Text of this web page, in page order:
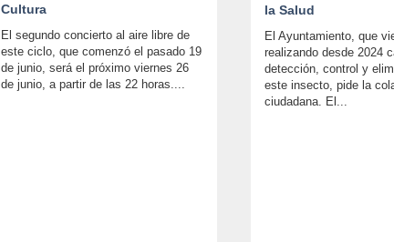
Cultura
El segundo concierto al aire libre de
este ciclo, que comenzó el pasado 19
de junio, será el próximo viernes 26
de junio, a partir de las 22 horas....
la Salud
El Ayuntamiento, que
realizando desde 2024
detección, control y
este insecto, pide la
ciudadana. El...